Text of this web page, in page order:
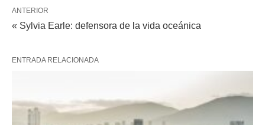
ANTERIOR
« Sylvia Earle: defensora de la vida oceánica
ENTRADA RELACIONADA